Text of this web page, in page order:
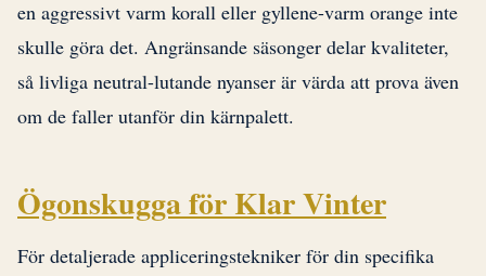
en aggressivt varm korall eller gyllene-varm orange inte
skulle göra det. Angränsande säsonger delar kvaliteter,
så livliga neutral-lutande nyanser är värda att prova även
om de faller utanför din kärnpalett.
Ögonskugga för Klar Vinter
För detaljerade appliceringstekniker för din specifika